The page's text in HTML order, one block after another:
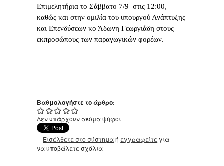
Επιμελητήρια το Σάββατο 7/9 στις 12:00,
καθώς και στην ομιλία του υπουργού Ανάπτυξης
και Επενδύσεων κο Άδωνη Γεωργιάδη στους
εκπροσώπους των παραγωγικών φορέων.
Βαθμολογήστε το άρθρο:
Δεν υπάρχουν ακόμα ψήφοι
Εισέλθετε στο σύστημαή εγγραφείτε για
να υποβάλετε σχόλια